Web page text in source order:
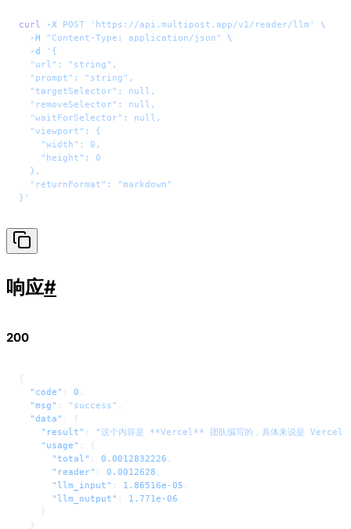
curl -X POST 'https://api.multipost.app/v1/reader/llm'
\
  -H
"Content-Type: application/json"
\
  -d
'{
  "url": "string",
  "prompt": "string",
  "targetSelector": null,
  "removeSelector": null,
  "waitForSelector": null,
  "viewport": {
    "width": 0,
    "height": 0
  },
  "returnFormat": "markdown"
}'
响应#
200
{
  "code"
: 0 ,
  "msg"
: "success" ,
  "data"
: {
    "result"
:
"这个内容是 **Vercel** 团队编写的，具体来说是 Vercel
    "usage"
: {
      "total"
: 0.0012832226 ,
      "reader"
: 0.0012628 ,
      "llm_input"
: 1.86516e-05 ,
      "llm_output"
: 1.771e-06
    }
  }